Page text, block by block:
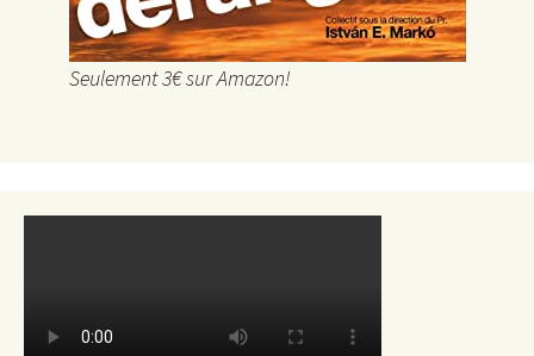
Seulement 3€ sur Amazon!